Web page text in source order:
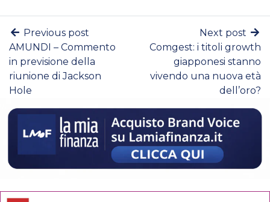
Previous post
AMUNDI – Commento
in previsione della
riunione di Jackson
Hole
Next post
Comgest: i titoli growth
giapponesi stanno
vivendo una nuova età
dell’oro?